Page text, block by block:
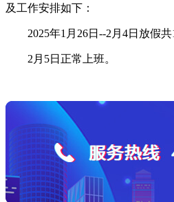
及工作安排如下：
2025年1月26日--2月4日放假共
2月5日正常上班。